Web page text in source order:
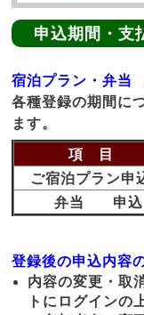
申込期間・支
宿泊プラン・弁当
各種登録の期間に
ます。
項 目
ご宿泊プラン申
弁当 申込
登録後の申込内容
内容の変更・取
トにログインの